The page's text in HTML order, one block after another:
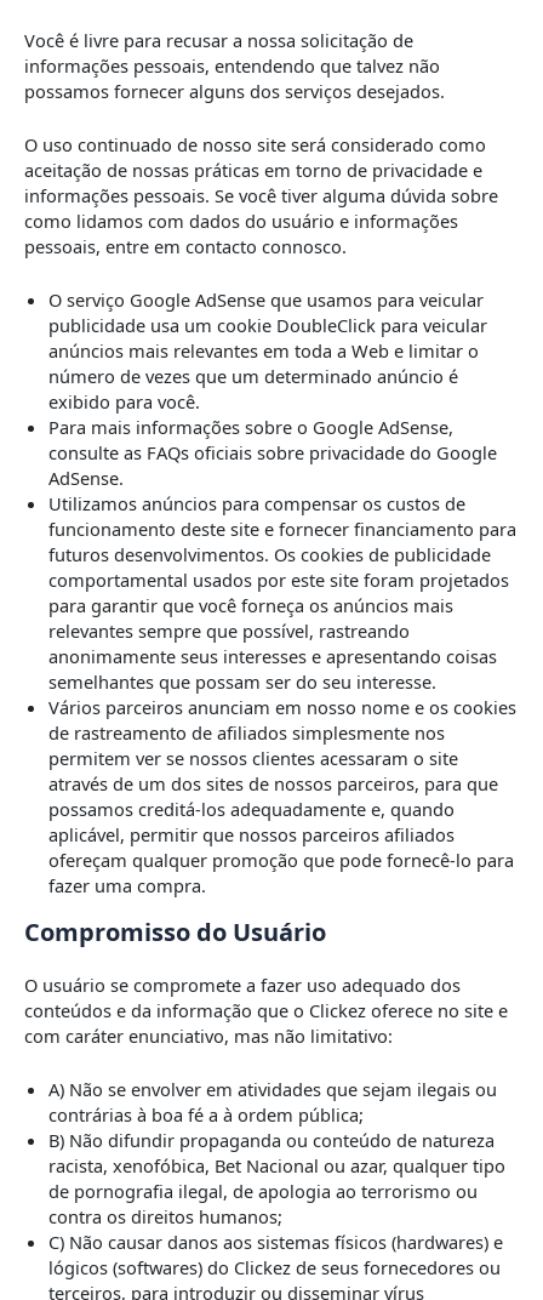
Você é livre para recusar a nossa solicitação de
informações pessoais, entendendo que talvez não
possamos fornecer alguns dos serviços desejados.
O uso continuado de nosso site será considerado como
aceitação de nossas práticas em torno de privacidade e
informações pessoais. Se você tiver alguma dúvida sobre
como lidamos com dados do usuário e informações
pessoais, entre em contacto connosco.
O serviço Google AdSense que usamos para veicular
publicidade usa um cookie DoubleClick para veicular
anúncios mais relevantes em toda a Web e limitar o
número de vezes que um determinado anúncio é
exibido para você.
Para mais informações sobre o Google AdSense,
consulte as FAQs oficiais sobre privacidade do Google
AdSense.
Utilizamos anúncios para compensar os custos de
funcionamento deste site e fornecer financiamento para
futuros desenvolvimentos. Os cookies de publicidade
comportamental usados ​​por este site foram projetados
para garantir que você forneça os anúncios mais
relevantes sempre que possível, rastreando
anonimamente seus interesses e apresentando coisas
semelhantes que possam ser do seu interesse.
Vários parceiros anunciam em nosso nome e os cookies
de rastreamento de afiliados simplesmente nos
permitem ver se nossos clientes acessaram o site
através de um dos sites de nossos parceiros, para que
possamos creditá-los adequadamente e, quando
aplicável, permitir que nossos parceiros afiliados
ofereçam qualquer promoção que pode fornecê-lo para
fazer uma compra.
Compromisso do Usuário
O usuário se compromete a fazer uso adequado dos
conteúdos e da informação que o Clickez oferece no site e
com caráter enunciativo, mas não limitativo:
A) Não se envolver em atividades que sejam ilegais ou
contrárias à boa fé a à ordem pública;
B) Não difundir propaganda ou conteúdo de natureza
racista, xenofóbica, Bet Nacional ou azar, qualquer tipo
de pornografia ilegal, de apologia ao terrorismo ou
contra os direitos humanos;
C) Não causar danos aos sistemas físicos (hardwares) e
lógicos (softwares) do Clickez de seus fornecedores ou
terceiros, para introduzir ou disseminar vírus